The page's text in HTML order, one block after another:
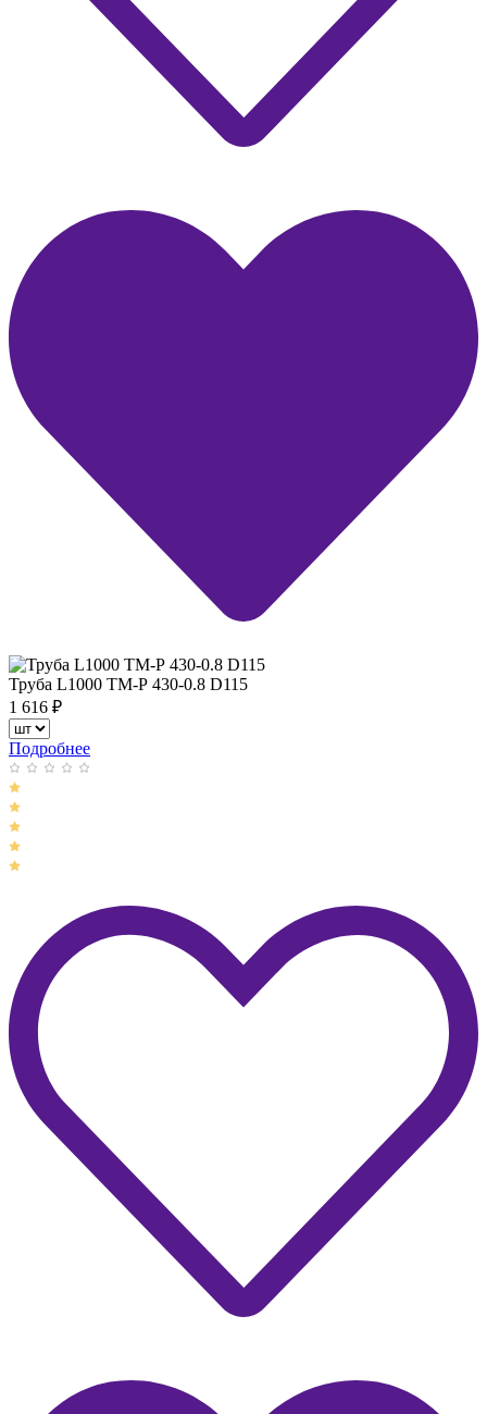
Труба L1000 ТМ-Р 430-0.8 D115
1 616 ₽
Подробнее